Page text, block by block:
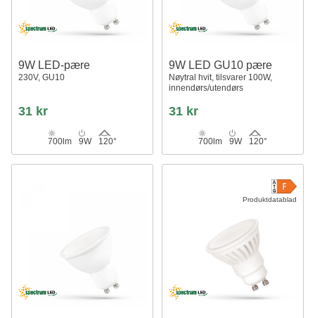
9W LED-pære
230V, GU10
31 kr
700lm 9W 120°
9W LED GU10 pære
Nøytral hvit, tilsvarer 100W,
innendørs/utendørs
31 kr
700lm 9W 120°
Produktdatablad